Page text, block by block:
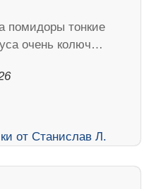
помидоры тонкие
очень колюч…